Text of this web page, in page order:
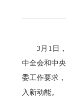
3月1日
中全会和中
委工作要求
入新动能。